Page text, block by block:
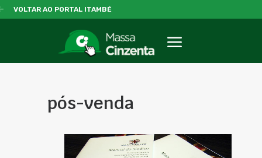
VOLTAR AO PORTAL ITAMBÉ
pós-venda